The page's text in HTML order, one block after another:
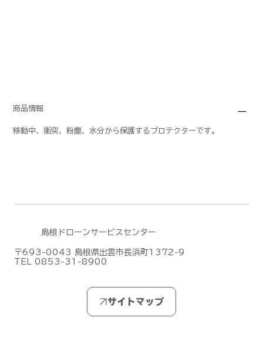
商品情報
移動中、衝突、粉塵、水分から保護するプロテクターです。
島根ドローンサービスセンター
〒693-0043 島根県出雲市長浜町1372-9
TEL 0853-31-8900